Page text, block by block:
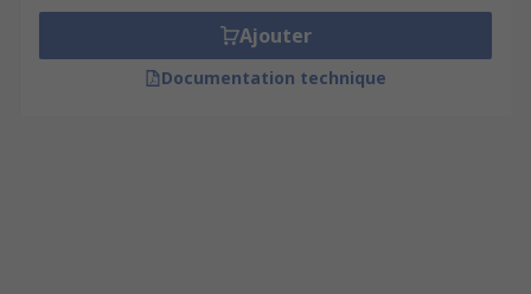
Ajouter
Documentation technique